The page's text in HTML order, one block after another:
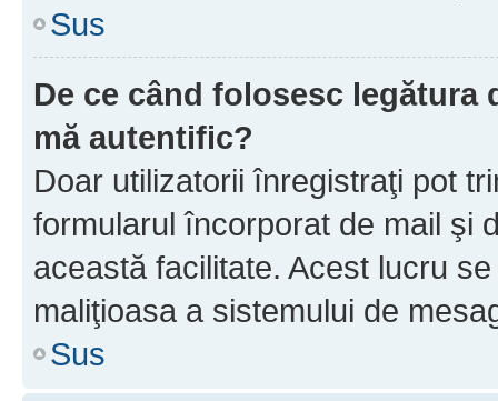
Sus
De ce când folosesc
mă autentific?
Doar utilizatorii înregistraţi pot
formularul încorporat de mail şi
această facilitate. Acest lucru
maliţioasa a sistemului de
Sus